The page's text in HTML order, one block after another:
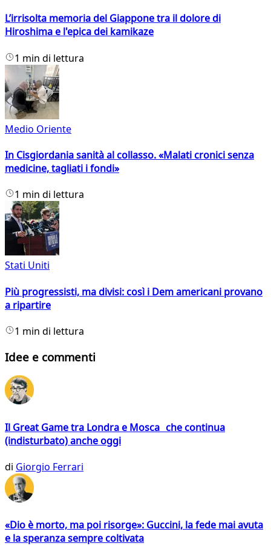
L’irrisolta memoria del Giappone tra il dolore di
Hiroshima e l'epica dei kamikaze
1 min di lettura
Medio Oriente
In Cisgiordania sanità al collasso. «Malati cronici senza
medicine, tagliati i fondi»
1 min di lettura
Stati Uniti
Più progressisti, ma divisi: così i Dem americani provano
a ripartire
1 min di lettura
Idee e commenti
Il Great Game tra Londra e Mosca che continua
(indisturbato) anche oggi
di Giorgio Ferrari
«Dio è morto, ma poi risorge»: Guccini, la fede mai avuta
e la speranza sempre coltivata